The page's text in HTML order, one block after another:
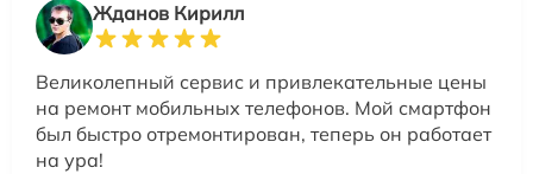
Жданов Кирилл
Великолепный сервис и привлекательные цены
на ремонт мобильных телефонов. Мой смартфон
был быстро отремонтирован, теперь он работает
на ура!